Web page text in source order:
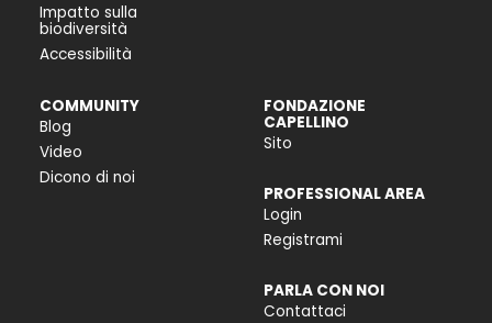
Impatto sulla
biodiversità
Accessibilità
COMMUNITY
Blog
Video
Dicono di noi
FONDAZIONE
CAPELLINO
Sito
PROFESSIONAL AREA
Login
Registrami
PARLA CON NOI
Contattaci